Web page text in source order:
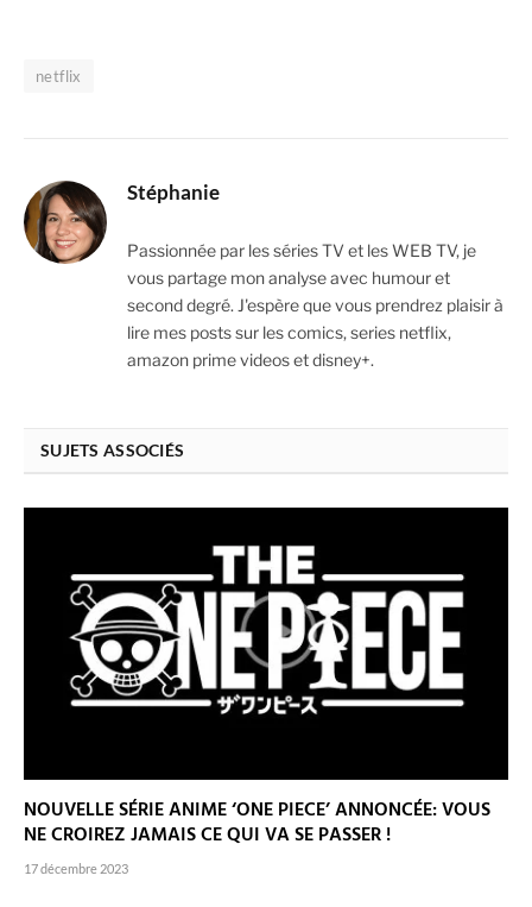
netflix
Stéphanie
Passionnée par les séries TV et les WEB TV, je
vous partage mon analyse avec humour et
second degré. J'espère que vous prendrez plaisir à
lire mes posts sur les comics, series netflix,
amazon prime videos et disney+.
SUJETS ASSOCIÉS
NOUVELLE SÉRIE ANIME ‘ONE PIECE’ ANNONCÉE: VOUS
NE CROIREZ JAMAIS CE QUI VA SE PASSER !
17 décembre 2023